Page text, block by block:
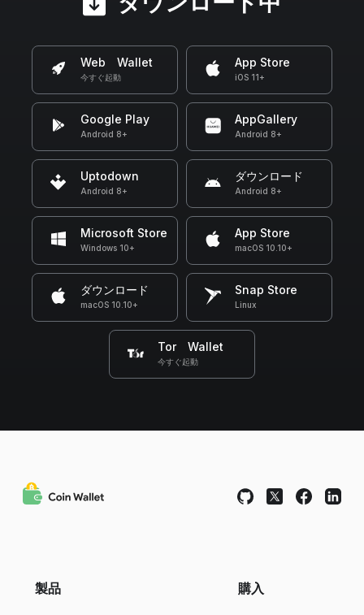
Web Wallet
今すぐ起動
App Store
iOS 11+
Google Play
Android 8+
AppGallery
Android 8+
Uptodown
Android 8+
ダウンロード
Android 8+
Microsoft Store
Windows 10+
App Store
macOS 10.10+
ダウンロード
macOS 10.10+
Snap Store
Linux
Tor Wallet
今すぐ起動
製品 購入